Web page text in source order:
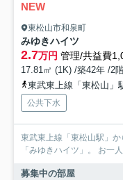
NEW
東松山市和泉町
みゆきハイツ
2.7万円 管理/共益費
17.81㎡ (1K) /築42年 /2
東武東上線「東松山」
公共下水
東武東上線「東松山駅」
「みゆき
募集中の部屋